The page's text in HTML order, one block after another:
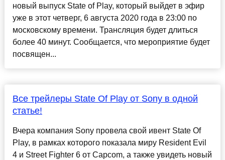
новый выпуск State of Play, который выйдет в эфир
уже в этот четверг, 6 августа 2020 года в 23:00 по
московскому времени. Трансляция будет длиться
более 40 минут. Сообщается, что мероприятие будет
посвящен...
Все трейлеры State Of Play от Sony в одной
статье!
Вчера компания Sony провела свой ивент State Of
Play, в рамках которого показала миру Resident Evil
4 и Street Fighter 6 от Capcom, а также увидеть новый